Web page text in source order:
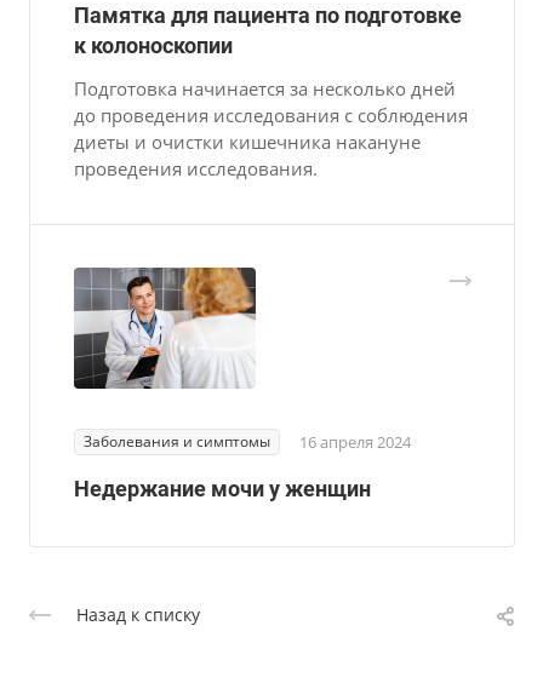
Памятка для пациента по подготовке
к колоноскопии
Подготовка начинается за несколько дней
до проведения исследования с соблюдения
диеты и очистки кишечника накануне
проведения исследования.
Заболевания и симптомы 16 апреля 2024
Недержание мочи у женщин
Назад к списку